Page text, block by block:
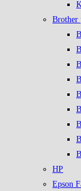
Brother
HP
Epson